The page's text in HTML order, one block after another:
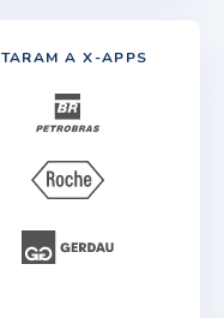
A X-APPS